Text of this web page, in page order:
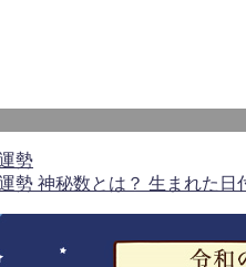
勢
勢 神秘数とは？ 生まれた